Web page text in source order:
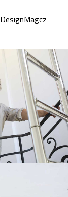
DesignMagcz